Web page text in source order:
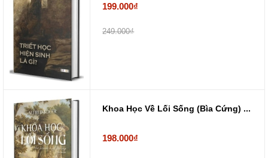
199.000₫
249.000₫
Khoa Học Về Lối Sống (Bìa Cứng) ...
198.000₫